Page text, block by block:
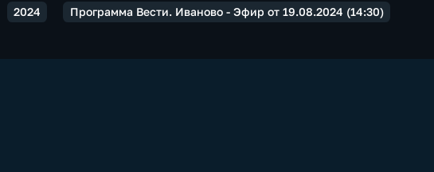
2024 Программа Вести. Иваново - Эфир от 19.08.2024 (14:30)